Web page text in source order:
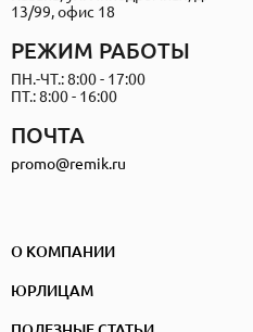
13/99, офис 18
ПОЧТА
promo@remik.ru
РЕЖИМ РАБОТЫ
ПН.-ЧТ.: 8:00 - 17:00
ПТ.: 8:00 - 16:00
О КОМПАНИИ
ЮРЛИЦАМ